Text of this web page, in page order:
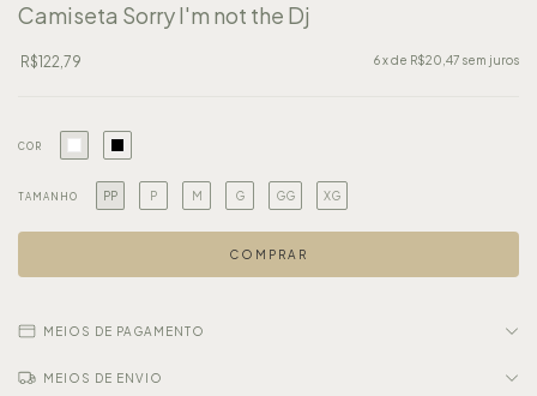
Camiseta Sorry I'm not the Dj
R$122,79 6x de R$20,47 sem juros
COR
TAMANHO PP P M G GG XG
MEIOS DE PAGAMENTO
MEIOS DE ENVIO